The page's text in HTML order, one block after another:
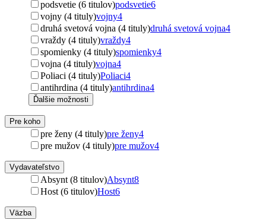
podsvetie (6 titulov)podsvetie6
vojny (4 tituly)vojny4
druhá svetová vojna (4 tituly)druhá svetová vojna4
vraždy (4 tituly)vraždy4
spomienky (4 tituly)spomienky4
vojna (4 tituly)vojna4
Poliaci (4 tituly)Poliaci4
antihrdina (4 tituly)antihrdina4
Ďalšie možnosti
Pre koho
pre ženy (4 tituly)pre ženy4
pre mužov (4 tituly)pre mužov4
Vydavateľstvo
Absynt (8 titulov)Absynt8
Host (6 titulov)Host6
Väzba